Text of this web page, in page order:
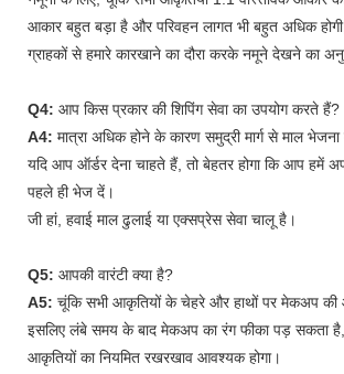
आकार बहुत बड़ा है और परिवहन लागत भी बहुत अधिक
ग्राहकों से हमारे कारखाने का दौरा करके नमूने देखने का
Q4: आप किस प्रकार की शिपिंग सेवा का उपयोग करते हैं?
A4: मात्रा अधिक होने के कारण समुद्री मार्ग से माल
यदि आप ऑर्डर देना चाहते हैं, तो बेहतर होगा कि आप हमें
पहले ही भेज दें।
जी हां, हवाई माल ढुलाई या एक्सप्रेस सेवा चालू है।
Q5: आपकी वारंटी क्या है?
A5: चूंकि सभी आकृतियों के चेहरे और हाथों पर मेकअप की
इसलिए लंबे समय के बाद मेकअप का रंग फीका पड़ सकता
आकृतियों का नियमित रखरखाव आवश्यक होगा।